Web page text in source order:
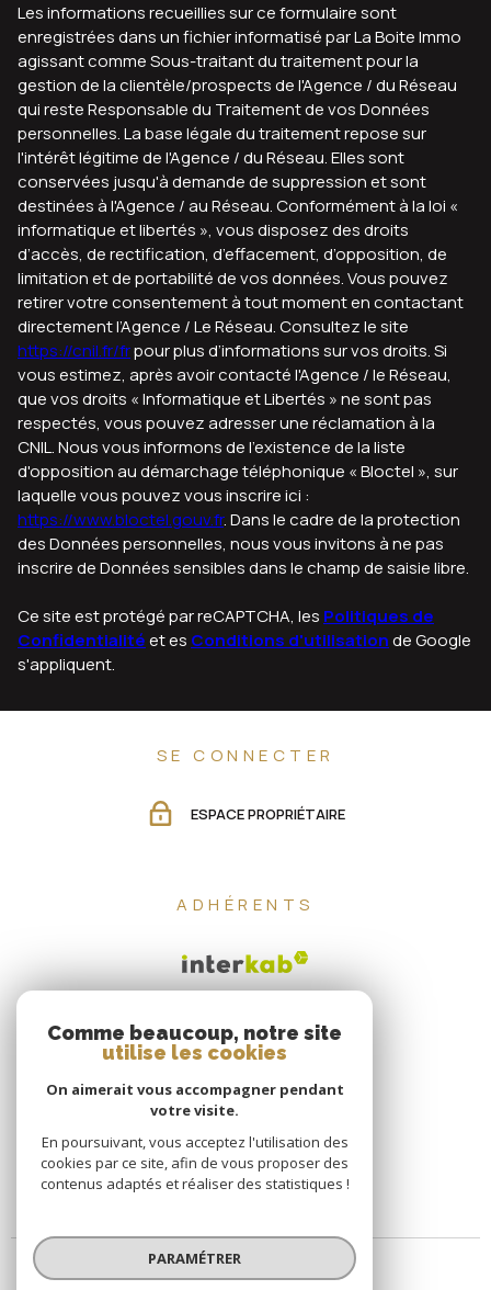
Les informations recueillies sur ce formulaire sont
enregistrées dans un fichier informatisé par La Boite Immo
agissant comme Sous-traitant du traitement pour la
gestion de la clientèle/prospects de l'Agence / du Réseau
qui reste Responsable du Traitement de vos Données
personnelles. La base légale du traitement repose sur
l'intérêt légitime de l'Agence / du Réseau. Elles sont
conservées jusqu'à demande de suppression et sont
destinées à l'Agence / au Réseau. Conformément à la loi «
informatique et libertés », vous disposez des droits
d’accès, de rectification, d’effacement, d’opposition, de
limitation et de portabilité de vos données. Vous pouvez
retirer votre consentement à tout moment en contactant
directement l’Agence / Le Réseau. Consultez le site
https://cnil.fr/frpour plus d’informations sur vos droits. Si
vous estimez, après avoir contacté l'Agence / le Réseau,
que vos droits « Informatique et Libertés » ne sont pas
respectés, vous pouvez adresser une réclamation à la
CNIL. Nous vous informons de l’existence de la liste
d'opposition au démarchage téléphonique « Bloctel », sur
laquelle vous pouvez vous inscrire ici :
https://www.bloctel.gouv.fr. Dans le cadre de la protection
des Données personnelles, nous vous invitons à ne pas
inscrire de Données sensibles dans le champ de saisie libre.
Ce site est protégé par reCAPTCHA, les Politiques de
Confidentialitéet es Conditions d'utilisationde Google
s'appliquent.
SE CONNECTER
ESPACE PROPRIÉTAIRE
ADHÉRENTS
Comme beaucoup, notre site
utilise les cookies
On aimerait vous accompagner pendant
votre visite.
En poursuivant, vous acceptez l'utilisation des
cookies par ce site, afin de vous proposer des
contenus adaptés et réaliser des statistiques !
PARAMÉTRER